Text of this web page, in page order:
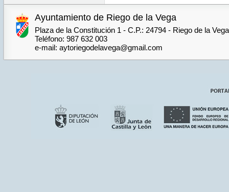
Ayuntamiento de Riego de la Vega
Plaza de la Constitución 1 - C.P.: 24794 - Riego de la
Teléfono: 987 632 003
e-mail: aytoriegodelavega@gmail.com